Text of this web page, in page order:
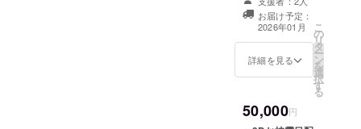
だいたメールア
ドレスにお送り
します。 【現物
リターン】 ・
チェキ風カード
(直筆サイン付
き) ・クラファン
限定書き下ろし
イラスト缶バッ
披露目配信にお
名前を掲載しま
す。 ※支援
時、必ず備考欄
に希望されるお
・クラファン限
定スマホ待ち受
お届け予定：
2026年01月
詳細を見る
こ
の
リ
タ
ー
ン
を
選
択
す
る
50,000円